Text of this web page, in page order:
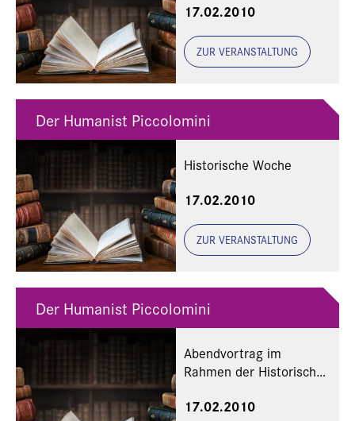
Italien"
17.02.2010
ZUR VERANSTALTUNG
Der Humanist Piccolomini
Historische Woche
17.02.2010
ZUR VERANSTALTUNG
Der Humanist Piccolomini
Abendvortrag im
Rahmen der Historischen
Italien"
17.02.2010